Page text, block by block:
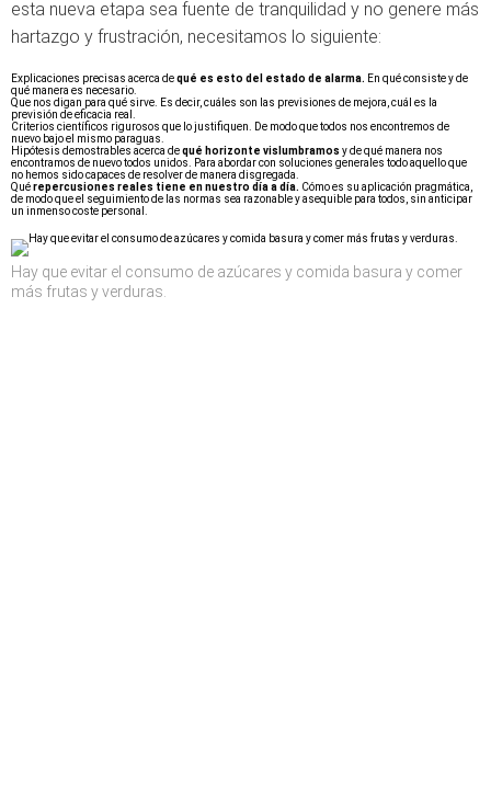
esta nueva etapa sea fuente de tranquilidad y no genere más
hartazgo y frustración, necesitamos lo siguiente:
Explicaciones precisas acerca dequé es esto del estado de alarma. En qué consiste y de
qué manera es necesario.
Que nos digan para qué sirve. Es decir, cuáles son las previsiones de mejora, cuál es la
previsión de eficacia real.
Criterios científicos rigurosos que lo justifiquen. De modo que todos nos encontremos de
nuevo bajo el mismo paraguas.
Hipótesis demostrables acerca dequé horizonte vislumbramos y de qué manera nos
encontramos de nuevo todos unidos. Para abordar con soluciones generales todo aquello que
no hemos sido capaces de resolver de manera disgregada.
Quérepercusiones reales tiene en nuestro día a día. Cómo es su aplicación pragmática,
de modo que el seguimiento de las normas sea razonable y asequible para todos, sin anticipar
un inmenso coste personal.
Hay que evitar el consumo de azúcares y comida basura y comer
más frutas y verduras.